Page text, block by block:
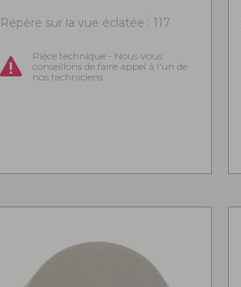
Repère sur la vue éclatée : 117
Pièce technique - Nous vous
conseillons de faire appel à l'un de
nos techniciens